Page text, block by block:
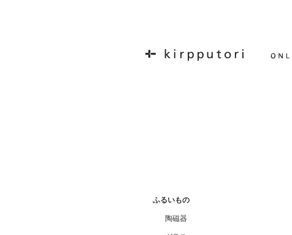
ふるいもの
陶磁器